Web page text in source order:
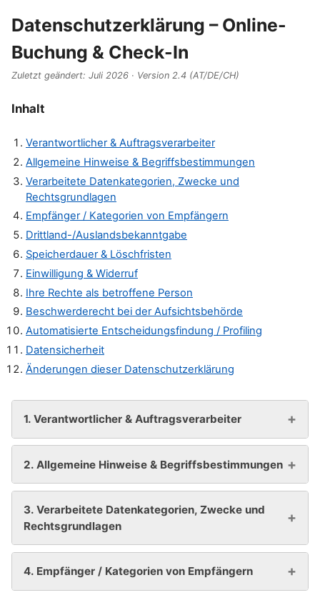
Datenschutzerklärung – Online-
Buchung & Check-In
Zuletzt geändert: Juli 2026 · Version 2.4 (AT/DE/CH)
Inhalt
Verantwortlicher & Auftragsverarbeiter
Allgemeine Hinweise & Begriffsbestimmungen
Verarbeitete Datenkategorien, Zwecke und
Rechtsgrundlagen
Empfänger / Kategorien von Empfängern
Drittland-/Auslandsbekanntgabe
Speicherdauer & Löschfristen
Einwilligung & Widerruf
Ihre Rechte als betroffene Person
Beschwerderecht bei der Aufsichtsbehörde
Automatisierte Entscheidungsfindung / Profiling
Datensicherheit
Änderungen dieser Datenschutzerklärung
1. Verantwortlicher & Auftragsverarbeiter
2. Allgemeine Hinweise & Begriffsbestimmungen
3. Verarbeitete Datenkategorien, Zwecke und
Rechtsgrundlagen
4. Empfänger / Kategorien von Empfängern